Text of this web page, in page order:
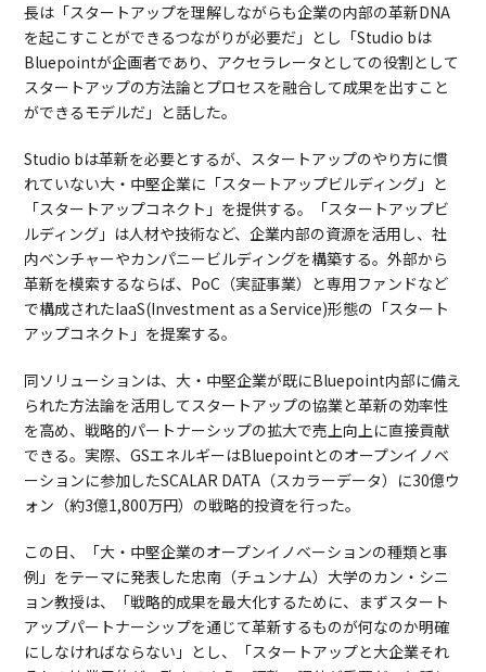
長は「スタートアップを理解しながらも企業の内部の革新DNA
を起こすことができるつながりが必要だ」とし「Studio bは
Bluepointが企画者であり、アクセラレータとしての役割として
スタートアップの方法論とプロセスを融合して成果を出すこと
ができるモデルだ」と話した。
Studio bは革新を必要とするが、スタートアップのやり方に慣
れていない大・中堅企業に「スタートアップビルディング」と
「スタートアップコネクト」を提供する。「スタートアップビ
ルディング」は人材や技術など、企業内部の資源を活用し、社
内ベンチャーやカンパニービルディングを構築する。外部から
革新を模索するならば、PoC（実証事業）と専用ファンドなど
で構成されたIaaS(Investment as a Service)形態の「スタート
アップコネクト」を提案する。
同ソリューションは、大・中堅企業が既にBluepoint内部に備え
られた方法論を活用してスタートアップの協業と革新の効率性
を高め、戦略的パートナーシップの拡大で売上向上に直接貢献
できる。実際、GSエネルギーはBluepointとのオープンイノベ
ーションに参加したSCALAR DATA（スカラーデータ）に30億ウ
ォン（約3億1,800万円）の戦略的投資を行った。
この日、「大・中堅企業のオープンイノベーションの種類と事
例」をテーマに発表した忠南（チュンナム）大学のカン・シニ
ョン教授は、「戦略的成果を最大化するために、まずスタート
アップパートナーシップを通じて革新するものが何なのか明確
にしなければならない」とし、「スタートアップと大企業それ